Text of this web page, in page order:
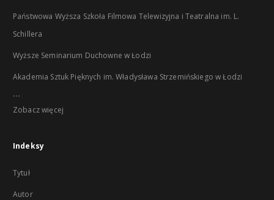
Państwowa Wyższa Szkoła Filmowa Telewizyjna i Teatralna im. L.
Schillera
Wyższe Seminarium Duchowne w Łodzi
Akademia Sztuk Pięknych im. Władysława Strzemińskiego w Łodzi
...
Zobacz więcej
Indeksy
Tytuł
Autor